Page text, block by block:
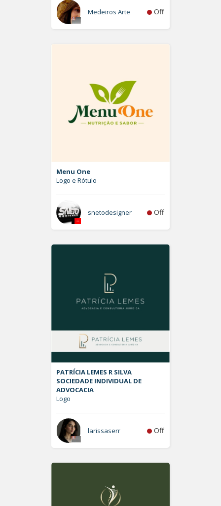
Medeiros Arte Off
Menu One
Logo e Rótulo
snetodesigner Off
PATRÍCIA LEMES R SILVA
SOCIEDADE INDIVIDUAL DE
ADVOCACIA
Logo
larissaserr Off